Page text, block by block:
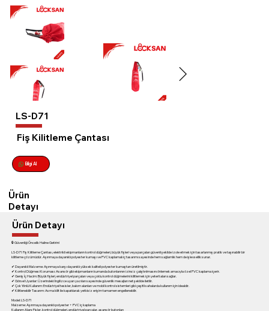
LS-D71
Fiş Kilitleme Çantası
Bilgi Al
Ürün
Detayı
🔒 Güvenliği Öncelik Haline Getirin!
LS-D71 Fiş Kilitleme Çantası, elektrikli ekipmanların kontrol düğmeleri, büyük fişleri veya parçaları güvenli şekilde izole etmek için tasarlanmış pratik ve taşınabilir bir
kilitleme çözümüdür. Aşınmaya dayanıklı polyester kumaşı ve PVC kaplamalı iç tasarımı sayesinde hem sağlamlık hem de işlevsellik sunar.
✔ Dayanıklı Malzeme: Aşınmaya karşı dayanıklı yüksek kaliteli polyester kumaştan üretilmiştir.
✔ Kontrol Düğmesi Koruması: Asansör gibi ekipmanların kumanda butonlarının izinsiz çalıştırılmasını önlemek amacıyla özel PVC kaplama içerir.
✔ Geniş İç Hacim: Büyük fişleri, endüstriyel parçaları veya çoklu kontrol düğmelerini kilitlemek için yeterli alan sağlar.
✔ Görsel Uyarılar: Üzerindeki İngilizce uyarı yazıları sayesinde güvenlik mesajları net şekilde iletilir.
✔ Çok Yönlü Kullanım: Endüstriyel tesisler, bakım alanları ve mobil kontrol sistemleri gibi çeşitli sahalarda kullanım için idealdir.
✔ Kilitlenebilir Tasarım: Asma kilit ile kapatılarak yetkisiz erişim tamamen engellenebilir.
Model: LS-D71
Malzeme: Aşınmaya dayanıklı polyester + PVC iç kaplama
Kullanım Alanı: Fişler, kontrol düğmeleri, endüstriyel parçalar, asansör butonları
Ürün Detayı